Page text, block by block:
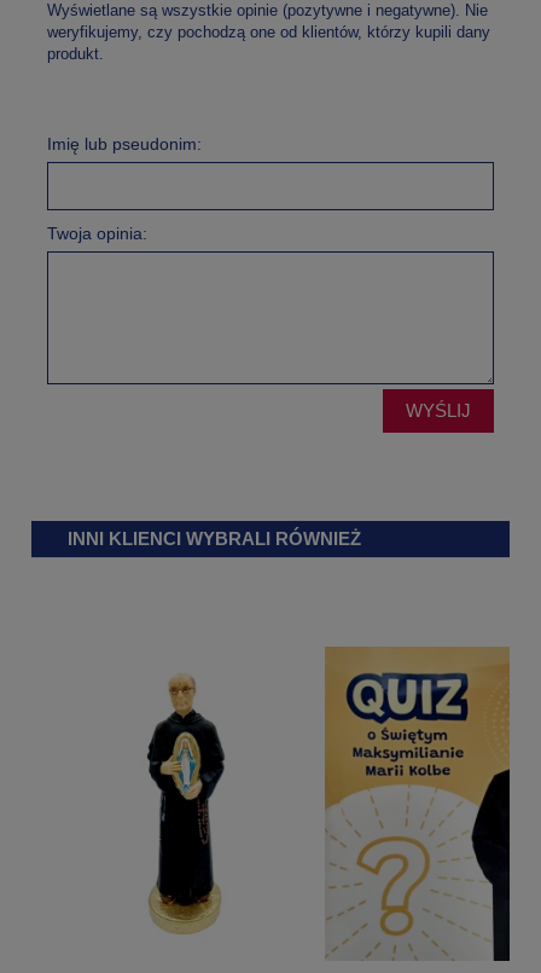
Wyświetlane są wszystkie opinie (pozytywne i negatywne). Nie
weryfikujemy, czy pochodzą one od klientów, którzy kupili dany
produkt.
Imię lub pseudonim:
Twoja opinia:
WYŚLIJ
INNI KLIENCI WYBRALI RÓWNIEŻ